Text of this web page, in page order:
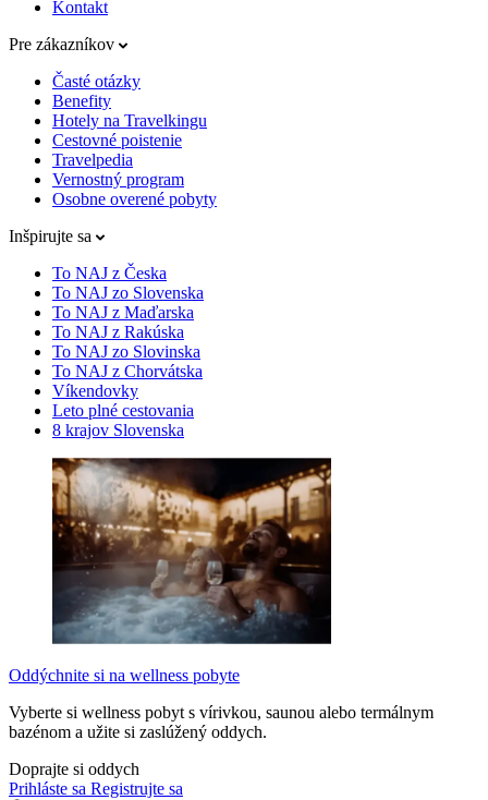
Kontakt
Pre zákazníkov
Časté otázky
Benefity
Hotely na Travelkingu
Cestovné poistenie
Travelpedia
Vernostný program
Osobne overené pobyty
Inšpirujte sa
To NAJ z Česka
To NAJ zo Slovenska
To NAJ z Maďarska
To NAJ z Rakúska
To NAJ zo Slovinska
To NAJ z Chorvátska
Víkendovky
Leto plné cestovania
8 krajov Slovenska
Oddýchnite si na wellness pobyte
Vyberte si wellness pobyt s vírivkou, saunou alebo termálnym
bazénom a užite si zaslúžený oddych.
Doprajte si oddych
Prihláste sa Registrujte sa